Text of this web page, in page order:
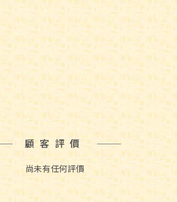
顧客評價
尚未有任何評價